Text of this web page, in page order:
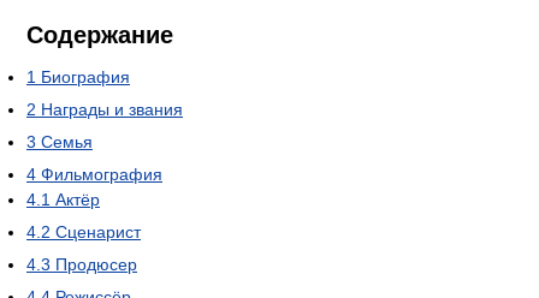
Содержание
1 Биография
2 Награды и звания
3 Семья
4 Фильмография
4.1 Актёр
4.2 Сценарист
4.3 Продюсер